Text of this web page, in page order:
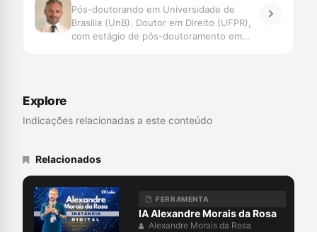
Pós-doutorando em Universidade de
Brasilia (UnB). Doutor em Direito (UFPR),
com estágio de pós-doutoramento em
Associação Ibero Americana de Direito e
Decisão, Automação e Inteligência
Coordena o Grupo de Pesquisa
SpinLawLab (CNPq UNIVALI)
Explore
Indicações relacionadas a este conteúdo
Relacionados
FERRAMENTA
IA Alexandre Morais da Rosa
Alexandre Morais da Rosa